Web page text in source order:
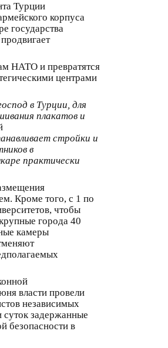
Турции
корпуса
государства
НАТО и превратятся
центрами
в Турции, для
плакатов и
стройки и
в
практически
Кроме того, с 1 по
чтобы
города 40
камеры
власти провели
независимых
суток задержанные
безопасности в